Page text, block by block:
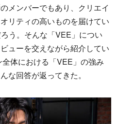
メンバーでもあり、クリエイ
リティの高いものを届けてい
う。そんな「VEE」につい
ューを交えながら紹介してい
体における「VEE」の強み
な回答が返ってきた。